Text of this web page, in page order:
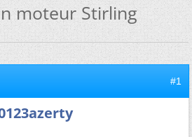
moteur Stirling
#1